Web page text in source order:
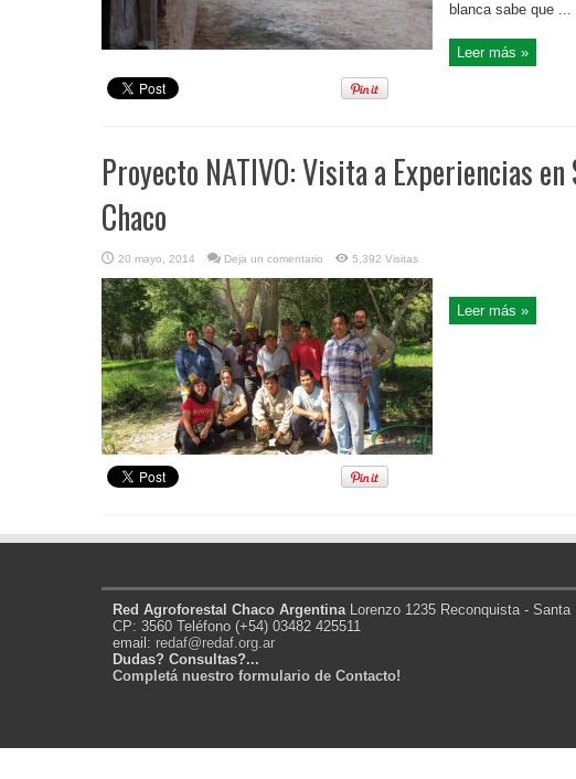
blanca sabe que ...
Leer más »
Proyecto NATIVO: Visita a Experiencias
Chaco
20 mayo, 2014 Deja un comentario 5,392 Visitas
Leer más »
Red Agroforestal Chaco ArgentinaLorenzo 1235 Reconquista - Santa
CP: 3560 Teléfono (+54) 03482 425511
email: redaf@redaf.org.ar
Dudas? Consultas?...
Completá nuestro formulario de Contacto!